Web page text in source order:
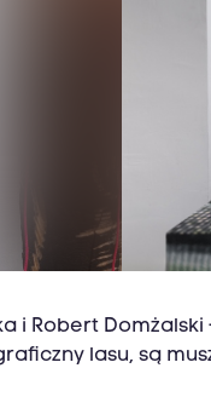
i Robert
lasu, są